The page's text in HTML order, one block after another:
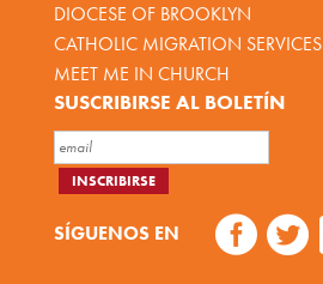
DIOCESE OF BROOKLYN
CATHOLIC MIGRATION SERVICES
MEET ME IN CHURCH
SUSCRIBIRSE AL BOLETÍN
SÍGUENOS EN